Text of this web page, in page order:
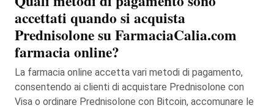
accettati quando si acquista
Prednisolone su FarmaciaCalia.com
farmacia online?
La farmacia online accetta vari metodi di pagamento,
consentendo ai clienti di acquistare Prednisolone con
Visa o ordinare Prednisolone con Bitcoin, accomunare le